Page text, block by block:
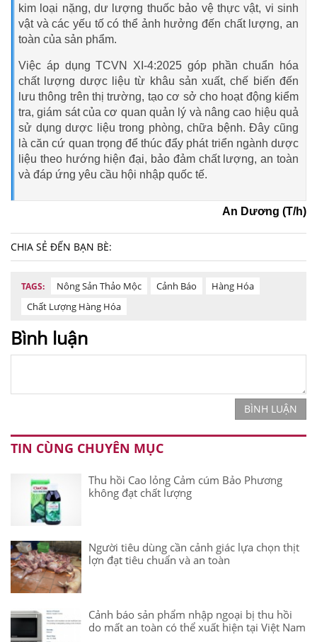
kim loại nặng, dư lượng thuốc bảo vệ thực vật, vi sinh
vật và các yếu tố có thể ảnh hưởng đến chất lượng, an
toàn của sản phẩm.
Việc áp dụng TCVN XI-4:2025 góp phần chuẩn hóa
chất lượng dược liệu từ khâu sản xuất, chế biến đến
lưu thông trên thị trường, tạo cơ sở cho hoạt động kiểm
tra, giám sát của cơ quan quản lý và nâng cao hiệu quả
sử dụng dược liệu trong phòng, chữa bệnh. Đây cũng
là căn cứ quan trọng để thúc đẩy phát triển ngành dược
liệu theo hướng hiện đại, bảo đảm chất lượng, an toàn
và đáp ứng yêu cầu hội nhập quốc tế.
An Dương (T/h)
CHIA SẺ ĐẾN BẠN BÈ:
TAGS: Nông Sản Thảo Mộc Cảnh Báo
Hàng Hóa
Chất Lượng Hàng Hóa
Bình luận
BÌNH LUẬN
TIN CÙNG CHUYÊN MỤC
Thu hồi Cao lỏng Cảm cúm Bảo Phương
không đạt chất lượng
Người tiêu dùng cần cảnh giác lựa chọn thịt
lợn đạt tiêu chuẩn và an toàn
Cảnh báo sản phẩm nhập ngoại bị thu hồi
do mất an toàn có thể xuất hiện tại Việt Nam